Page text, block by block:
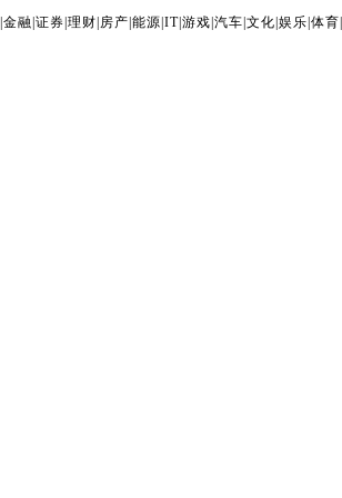
金融 证券 理财 房产 能源 IT| 游戏 汽车 文化 娱乐 体育